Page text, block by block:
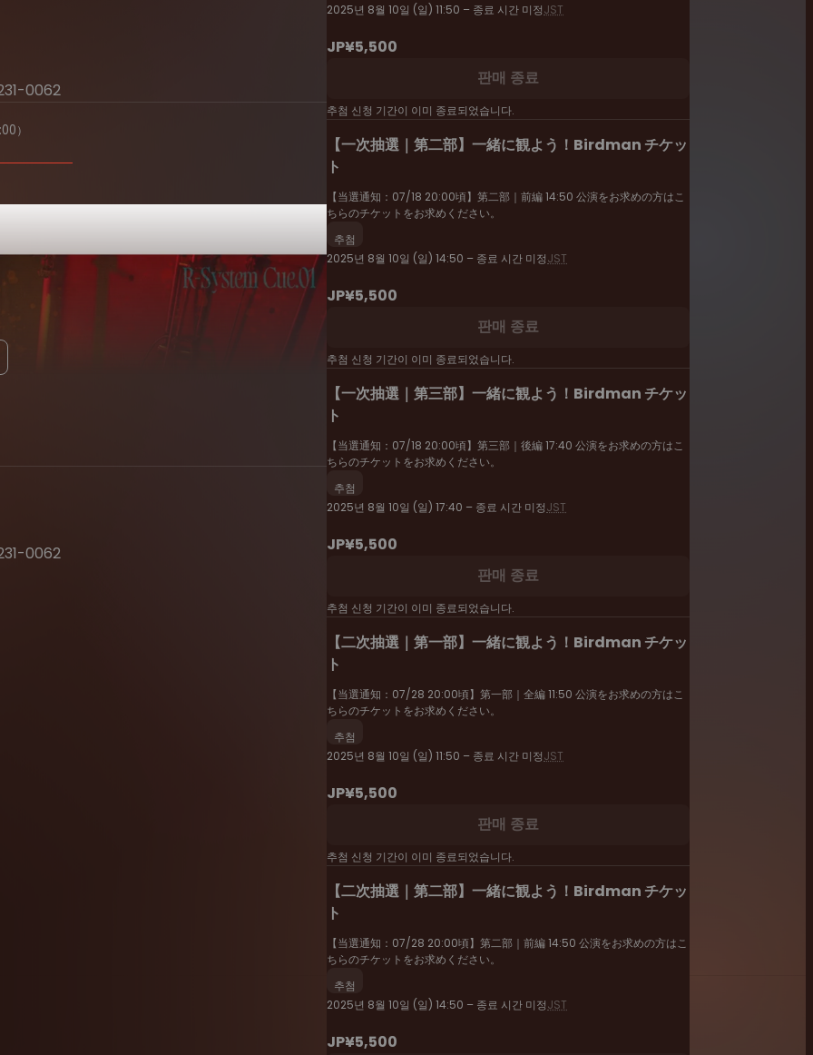
0062
）
0062
2025년 8월 10일 (일) 11:50 – 종료 시간 미정JST
JP¥5,500
판매 종료
추첨 신청 기간이 이미 종료되었습니다.
【一次抽選｜第二部】一緒に観よう！Birdman チケッ
ト
【当選通知：07/18 20:00頃】第二部｜前編 14:50 公演をお求めの方はこ
ちらのチケットをお求めください。
추첨
2025년 8월 10일 (일) 14:50 – 종료 시간 미정JST
JP¥5,500
판매 종료
추첨 신청 기간이 이미 종료되었습니다.
【一次抽選｜第三部】一緒に観よう！Birdman チケッ
ト
【当選通知：07/18 20:00頃】第三部｜後編 17:40 公演をお求めの方はこ
ちらのチケットをお求めください。
추첨
2025년 8월 10일 (일) 17:40 – 종료 시간 미정JST
JP¥5,500
판매 종료
추첨 신청 기간이 이미 종료되었습니다.
【二次抽選｜第一部】一緒に観よう！Birdman チケッ
ト
【当選通知：07/28 20:00頃】第一部｜全編 11:50 公演をお求めの方はこ
ちらのチケットをお求めください。
추첨
2025년 8월 10일 (일) 11:50 – 종료 시간 미정JST
JP¥5,500
판매 종료
추첨 신청 기간이 이미 종료되었습니다.
【二次抽選｜第二部】一緒に観よう！Birdman チケッ
ト
【当選通知：07/28 20:00頃】第二部｜前編 14:50 公演をお求めの方はこ
ちらのチケットをお求めください。
추첨
2025년 8월 10일 (일) 14:50 – 종료 시간 미정JST
JP¥5,500